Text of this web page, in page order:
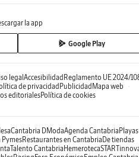
la app
Google Play
legal Accesibilidad Reglamento UE 2024/
de privacidad Publicidad Mapa web
editorialesPolítica de cookies
Cantabria DModaAgenda Cantabria Playas
Restaurantes en Cantabria De tiendas
Talento Cantabria Hemeroteca